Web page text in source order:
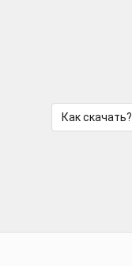
Как скачать?